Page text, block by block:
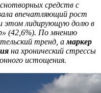
снотворных средств с
впечатляющий рост
этом лидирующую долю в
(42,6%). По мнению
тренд, амаркер
на хронический стрессы
истощения.